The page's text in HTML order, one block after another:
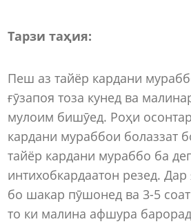
Тарзи таҳия:
Пеш аз тайёр кардани
ғӯзапоя тоза кунед ва
мулоим бишӯед. Роҳи
кардани мураббои болаззат
тайёр кардани мураббо ба
интихобкардаатон резед.
бо шакар пӯшонед ва 3-5
то ки малина афшура